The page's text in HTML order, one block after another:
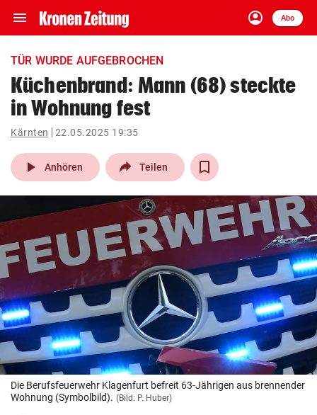
menu Navigation
ein-/ausklappen
account_circle
Anmelden
Abo
close Schließen
account_circle Anmelden
pin_drop
Wien arrow_right
bookmark
search
Suchbegriff
eingeben
© Krone Multimedia GmbH & Co KG 2026
Muthgasse 2, 1190 Wien
TÜR WURDE AUFGEBROCHEN
Küchenbrand: Mann (68) steckte
in Wohnung fest
Kärnten 22.05.2025 19:35
play_arrow Anhören Teilen
Die Berufsfeuerwehr Klagenfurt befreit 63-Jährigen aus brennender
Wohnung (Symbolbild). (Bild: P. Huber)